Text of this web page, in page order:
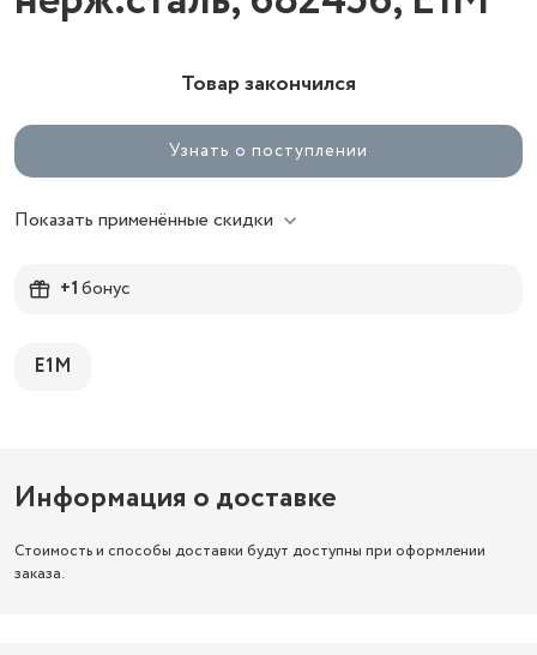
Товар закончился
Узнать о поступлении
Показать применённые скидки
+1бонус
E1M
Информация о доставке
Стоимость и способы доставки будут доступны при оформлении
заказа.